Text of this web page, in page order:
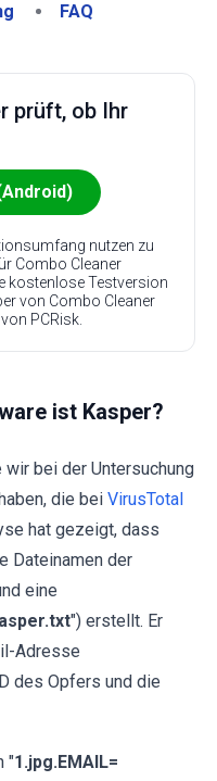
FAQ
prüft, ob Ihr
nutzen zu
Combo Cleaner
kostenlose Testversion
von Combo Cleaner
PCRisk.
ist Kasper?
wir bei der Untersuchung
die bei VirusTotal
hat gezeigt, dass
Dateinamen der
eine
") erstellt. Er
Adresse
des Opfers und die
"1.jpg.EMAIL=